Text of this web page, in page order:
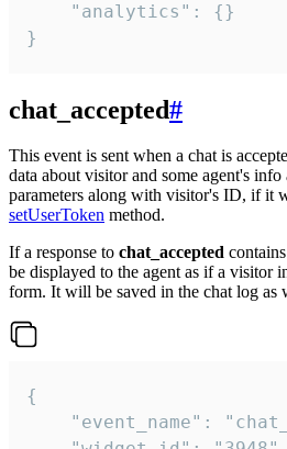
    "analytics": {}
}
chat_accepted#
This event is sent when a chat is
data about visitor and some agent's info
parameters along with visitor's ID, if it
setUserToken method.
If a response to chat_accepted contains
be displayed to the agent as if a visitor
form. It will be saved in the chat log as
{
"event_name":